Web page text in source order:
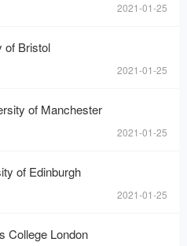
2021-01-25
of Bristol
2021-01-25
of Manchester
2021-01-25
of Edinburgh
2021-01-25
College London